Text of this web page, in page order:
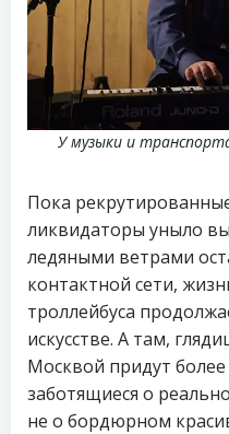
У музыки и
Пока
ликвидаторы уныло
ледяными ветрами
контактной сети,
троллейбуса
искусстве. А там,
Москвой придут
заботящиеся о
не о бордюрном